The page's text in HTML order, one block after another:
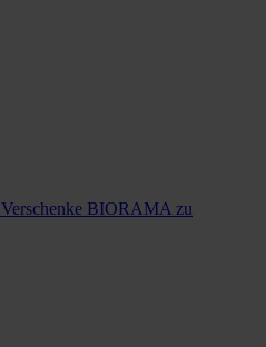
Verschenke BIORAMA zu